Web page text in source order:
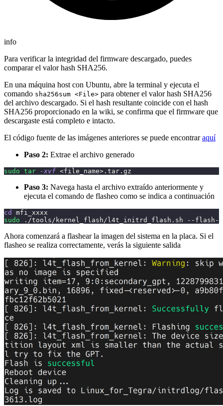
info
Para verificar la integridad del firmware descargado, puedes
comparar el valor hash SHA256.
En una máquina host con Ubuntu, abre la terminal y ejecuta el
comando sha256sum <File> para obtener el valor hash SHA256
del archivo descargado. Si el hash resultante coincide con el hash
SHA256 proporcionado en la wiki, se confirma que el firmware que
descargaste está completo e intacto.
El código fuente de las imágenes anteriores se puede encontraraquí
Paso 2: Extrae el archivo generado
sudo tar -xvf <file_name> .tar.gz
Paso 3: Navega hasta el archivo extraído anteriormente y
ejecuta el comando de flasheo como se indica a continuación
cd
mfi_xxxx
sudo ./tools/kernel_flash/l4t_initrd_flash.sh --flash-
Ahora comenzará a flashear la imagen del sistema en la placa. Si el
flasheo se realiza correctamente, verás la siguiente salida